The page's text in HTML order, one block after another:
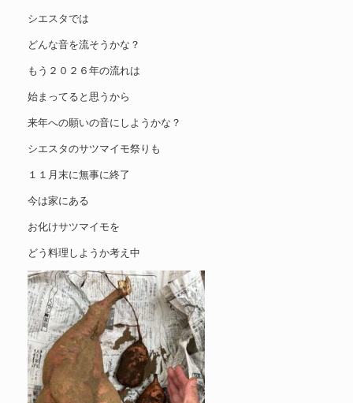
シエスタでは
どんな音を流そうかな？
もう２０２６年の流れは
始まってると思うから
来年への願いの音にしようかな？
シエスタのサツマイモ祭りも
１１月末に無事に終了
今は家にある
お化けサツマイモを
どう料理しようか考え中